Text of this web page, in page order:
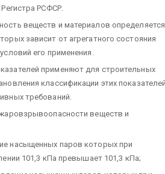
РСФСР.
веществ и материалов определяется
зависит от агрегатного состояния
его применения.
применяют для строительных
классификации этих
требований.
веществ и
насыщенных паров которых при
101,3 кПа превышает 101,3 кПа;